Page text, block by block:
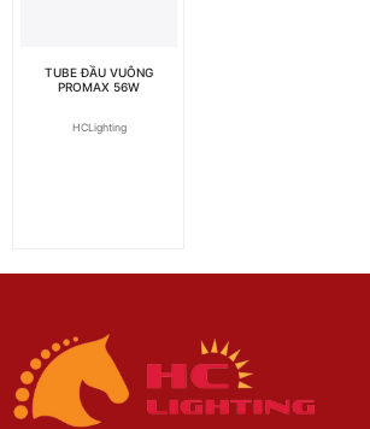
TUBE ĐẦU VUÔNG
PROMAX 56W
HCLighting